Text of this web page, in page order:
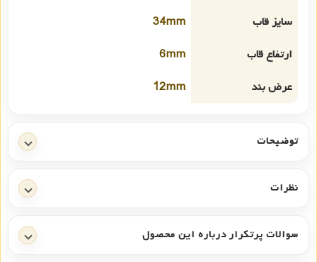
سایز قاب
34mm
ارتفاع قاب
6mm
عرض بند
12mm
توضیحات
نظرات
سوالات پرتکرار درباره این محصول